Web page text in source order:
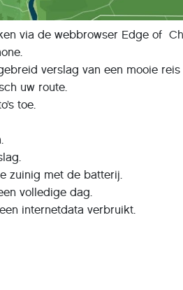
via de webbrowser Edge of
verslag van een mooie reis
uw route.
toe.
zuinig met de batterij.
volledige dag.
internetdata verbruikt.